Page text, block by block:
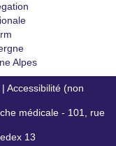
Alpes
| Accessibilité (non
médicale - 101, rue
13